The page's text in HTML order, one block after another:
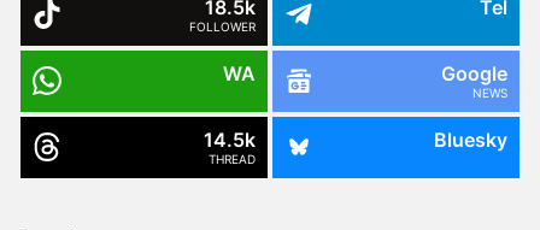
18.5k
FOLLOWER
Tel
WA Google
NEWS
14.5k
THREAD
Bluesky